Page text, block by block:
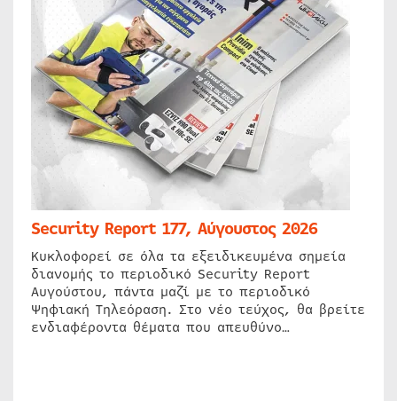
Security Report 177, Αύγουστος 2026
Κυκλοφορεί σε όλα τα εξειδικευμένα σημεία
διανομής το περιοδικό Security Report
Αυγούστου, πάντα μαζί με το περιοδικό
Ψηφιακή Τηλεόραση. Στο νέο τεύχος, θα βρείτε
ενδιαφέροντα θέματα που απευθύνο…